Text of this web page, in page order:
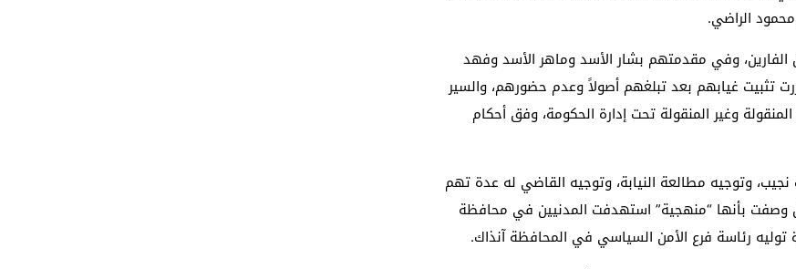
الراضي.
وفي مقدمتهم بشار الأسد وماهر الأسد وفهد
تثبيت غيابهم بعد تبلغهم أصولاً وعدم حضورهم، والسير
وغير المنقولة تحت إدارة الحكومة، وفق أحكام
وتوجيه مطالعة النيابة، وتوجيه القاضي له عدة تهم
وصفت بأنها “منهجية” استهدفت المدنيين في محافظة
توليه رئاسة فرع الأمن السياسي في المحافظة آنذاك.